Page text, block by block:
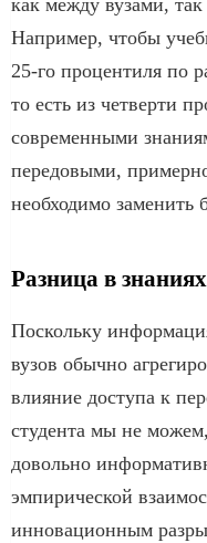
Например, чтобы
25-го процентиля по
то есть из четверти
современными
передовыми,
необходимо заменить
Разница в
Поскольку
вузов обычно
влияние доступа к
студента мы не
довольно
эмпирической
инновационным